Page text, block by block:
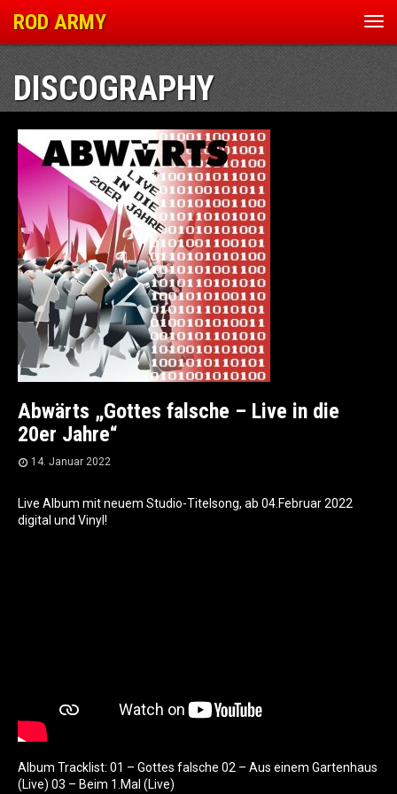
ROD ARMY
DISCOGRAPHY
Abwärts „Gottes falsche – Live in die
20er Jahre“
14. Januar 2022
Live Album mit neuem Studio-Titelsong, ab 04.Februar 2022
digital und Vinyl!
Album Tracklist: 01 – Gottes falsche 02 – Aus einem Gartenhaus
(Live) 03 – Beim 1.Mal (Live)